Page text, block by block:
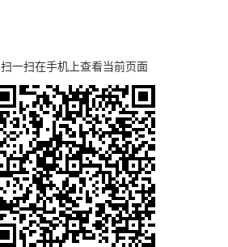
扫一扫在手机上查看当前页面